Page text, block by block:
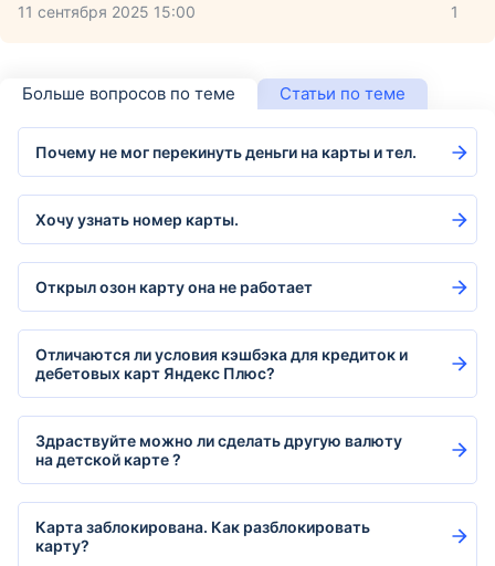
11 сентября 2025 15:00 1
Больше вопросов по теме Статьи по теме
Почему не мог перекинуть деньги на карты и тел.
Хочу узнать номер карты.
Открыл озон карту она не работает
Отличаются ли условия кэшбэка для кредиток и
дебетовых карт Яндекс Плюс?
Здраствуйте можно ли сделать другую валюту
на детской карте ?
Карта заблокирована. Как разблокировать
карту?